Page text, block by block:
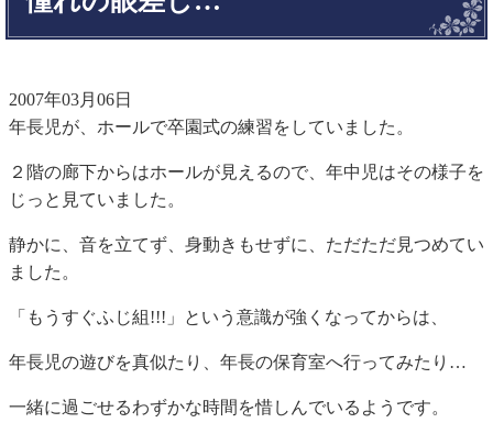
2007年03月06日
年長児が、ホールで卒園式の練習をしていました。
２階の廊下からはホールが見えるので、年中児はその様子を
じっと見ていました。
静かに、音を立てず、身動きもせずに、ただただ見つめてい
ました。
「もうすぐふじ組!!!」という意識が強くなってからは、
年長児の遊びを真似たり、年長の保育室へ行ってみたり…
一緒に過ごせるわずかな時間を惜しんでいるようです。